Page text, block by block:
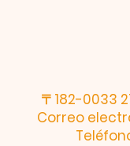
〒182-0033
Correo